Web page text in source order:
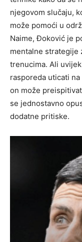
njegovom slučaju,
može pomoći u
Naime, Đoković je
mentalne strategije
trenucima. Ali
rasporeda uticati
on može
se jednostavno
dodatne pritiske.